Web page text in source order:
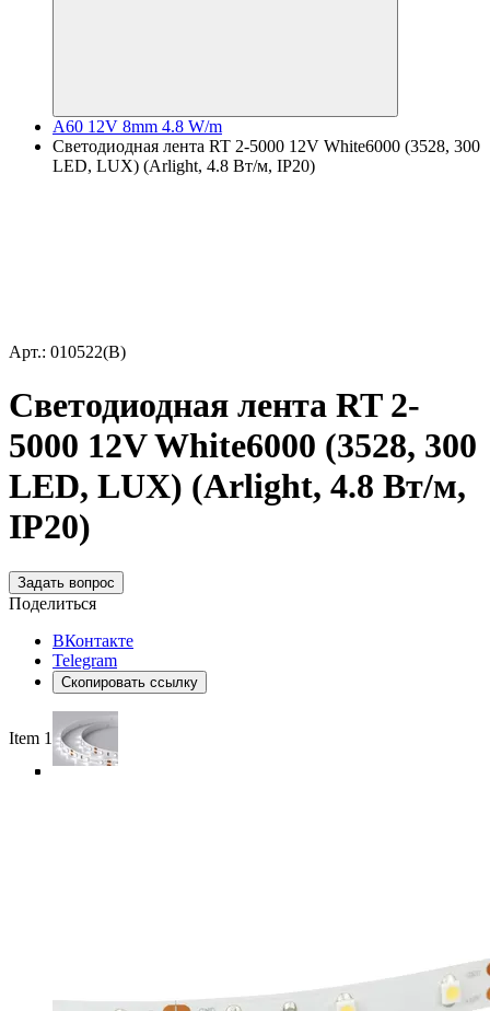
A60 12V 8mm 4.8 W/m
Светодиодная лента RT 2-5000 12V White6000 (3528, 300
LED, LUX) (Arlight, 4.8 Вт/м, IP20)
Арт.: 010522(B)
Светодиодная лента RT 2-
5000 12V White6000 (3528, 300
LED, LUX) (Arlight, 4.8 Вт/м,
IP20)
Задать вопрос
Поделиться
ВКонтакте
Telegram
Скопировать ссылку
Item 1 of 5